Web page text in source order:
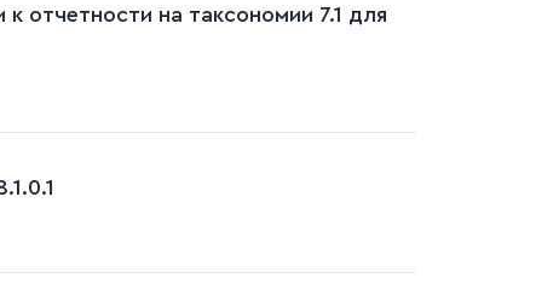
отчетности на таксономии 7.1 для